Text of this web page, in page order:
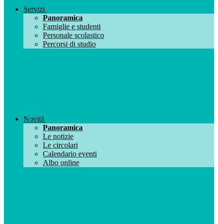
Servizi
Panoramica
Famiglie e studenti
Personale scolastico
Percorsi di studio
Novità
Panoramica
Le notizie
Le circolari
Calendario eventi
Albo online